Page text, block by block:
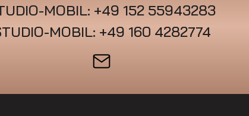
MOBIL: +49 152 55943283
MOBIL: +49 160 4282774